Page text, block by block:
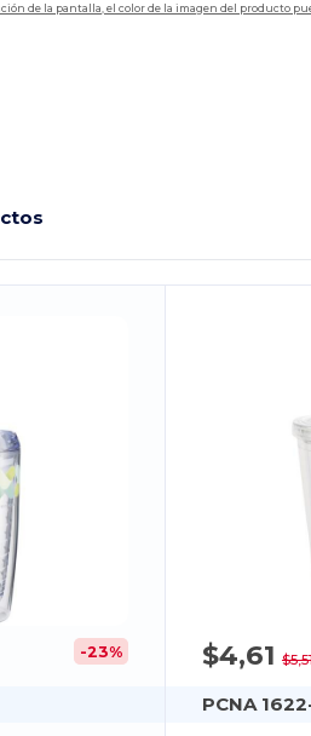
de la pantalla, el color de la imagen del producto
-23% $4,61
PCNA